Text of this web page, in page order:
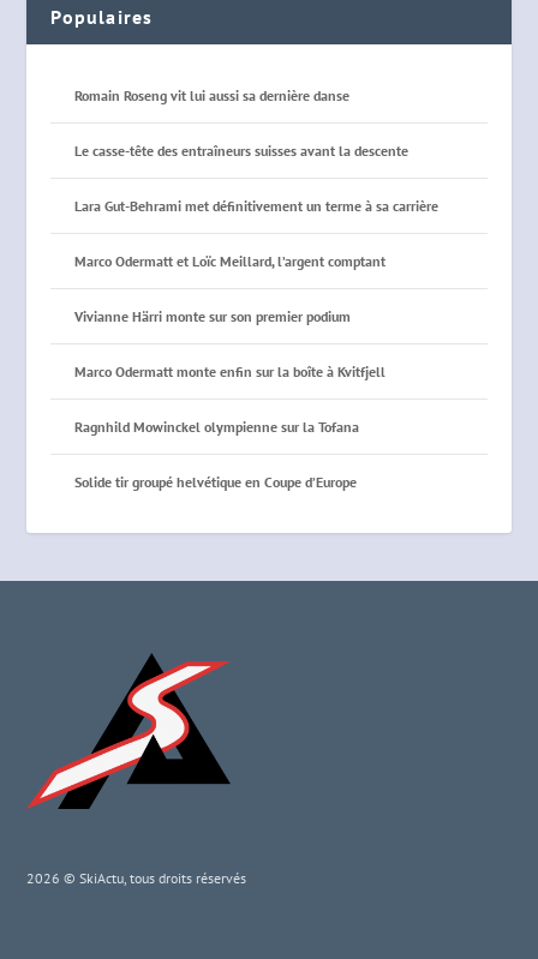
Populaires
Romain Roseng vit lui aussi sa dernière danse
Le casse-tête des entraîneurs suisses avant la descente
Lara Gut-Behrami met définitivement un terme à sa carrière
Marco Odermatt et Loïc Meillard, l’argent comptant
Vivianne Härri monte sur son premier podium
Marco Odermatt monte enfin sur la boîte à Kvitfjell
Ragnhild Mowinckel olympienne sur la Tofana
Solide tir groupé helvétique en Coupe d’Europe
2026 © SkiActu, tous droits réservés